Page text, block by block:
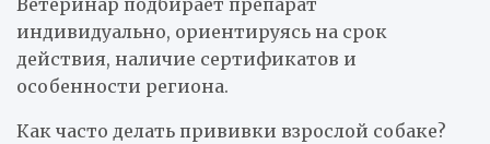
Ветеринар подбирает препарат
индивидуально, ориентируясь на срок
действия, наличие сертификатов и
особенности региона.
Как часто делать прививки взрослой собаке?